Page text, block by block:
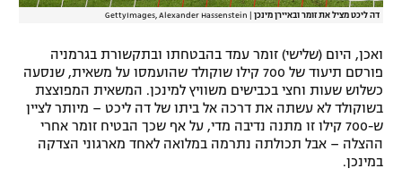
דה ליכט מציל את זומר ובאיירן מינכן GettyImages, Alexander Hassenstein
ואכן, היום (שלישי) זומר עמד בהבטחתו ובתקשורת בגרמניה
פורסם תיעוד של 700 קילו שוקולד שהועמסו על משאית, שנסעה
כשלוש שעות וחצי בכבישים משוויץ למינכן. המשאית המפוצצת
בשוקולד לא עשתה את דרכה אל ביתו של דה ליכט – מיותר לציין
ש-700 קילו זו מתנה נדיבה מדי, על אף שכך הבטיח זומר אחרי
ההצלה – אבל תכולתה נתרמה במלואה לאחד מארגוני הצדקה
במינכן.